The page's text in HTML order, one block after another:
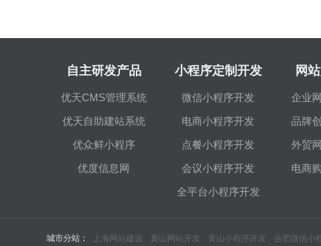
自主研发产品
优天CMS管理系统
优天自助建站系统
优众鲜小程序
优度信息网
小程序定制开发
微信小程序开发
电商小程序开发
点餐小程序开发
会议小程序开发
全平台小程序开发
网
企业
品牌
外贸
电商
城市分站： 上海网站建设 黄山网站开发 黄山小程序开发 合肥微信小